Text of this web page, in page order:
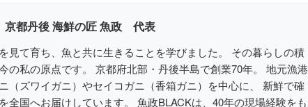
都丹後 海鮮の匠 魚政 代表
見て育ち、魚と共に生きることを学びました。 その暮らしの積
の私の原点です。 京都府北部・丹後半島で創業70年。 地元漁港
（ズワイガニ）やセイコガニ（香箱ガニ）を中心に、 新鮮で確
全国へお届けしています。 魚政BLACKは、40年の現場経験をも